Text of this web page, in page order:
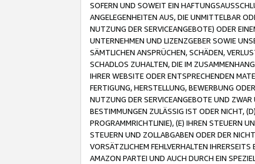
SOFERN UND SOWEIT EIN
ANGELEGENHEITEN AUS, DIE UNMITTELBAR
NUTZUNG DER SERVICEANGEBOTE) ODER
UNTERNEHMEN UND LIZENZGEBER SOWIE
SÄMTLICHEN ANSPRÜCHEN, SCHÄDEN,
SCHADLOS ZUHALTEN, DIE IM
IHRER WEBSITE ODER ENTSPRECHENDEN
FERTIGUNG, HERSTELLUNG, BEWERBUNG
NUTZUNG DER SERVICEANGEBOTE UND
BESTIMMUNGEN ZULÄSSIG IST ODER NICHT,
PROGRAMMRICHTLINIE), (E) IHREN STEUERN
STEUERN UND ZOLLABGABEN ODER DER
VORSÄTZLICHEM FEHLVERHALTEN
AMAZON PARTEI UND AUCH DURCH EIN